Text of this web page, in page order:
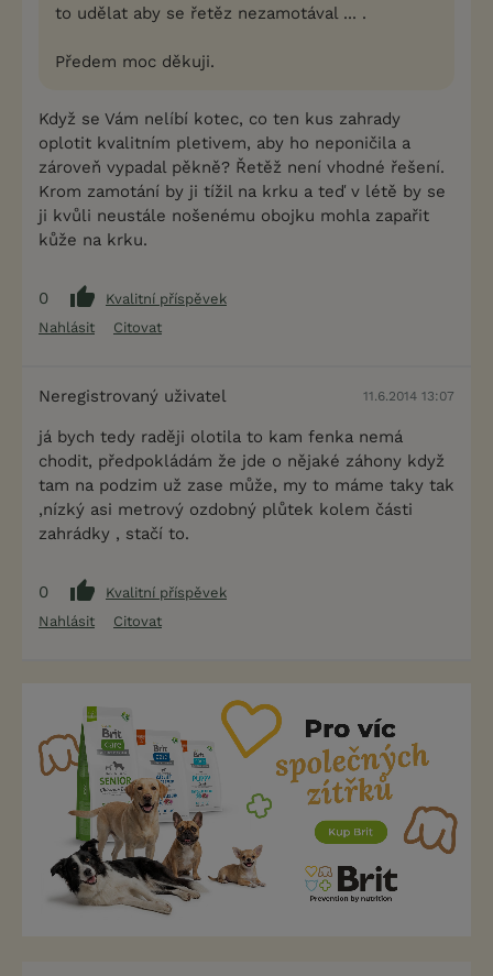
to udělat aby se řetěz nezamotával ... .
Předem moc děkuji.
Když se Vám nelíbí kotec, co ten kus zahrady
oplotit kvalitním pletivem, aby ho neponičila a
zároveň vypadal pěkně? Řetěž není vhodné řešení.
Krom zamotání by ji tížil na krku a teď v létě by se
ji kvůli neustále nošenému obojku mohla zapařit
kůže na krku.
0
Kvalitní příspěvek
Nahlásit
Citovat
Neregistrovaný uživatel 11.6.2014 13:07
já bych tedy raději olotila to kam fenka nemá
chodit, předpokládám že jde o nějaké záhony když
tam na podzim už zase může, my to máme taky tak
,nízký asi metrový ozdobný plůtek kolem části
zahrádky , stačí to.
0
Kvalitní příspěvek
Nahlásit
Citovat